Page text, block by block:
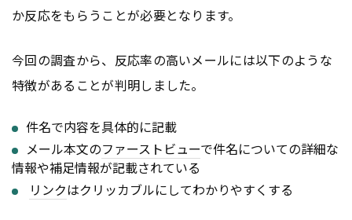
か反応をもらうことが必要となります。
今回の調査から、反応率の高いメールには以下のような
特徴があることが判明しました。
件名で内容を具体的に記載
メール本文のファーストビューで件名についての詳細な
情報や補足情報が記載されている
リンクはクリッカブルにしてわかりやすくする